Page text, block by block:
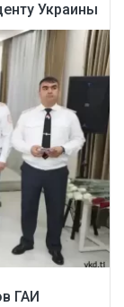
Украины
ГАИ